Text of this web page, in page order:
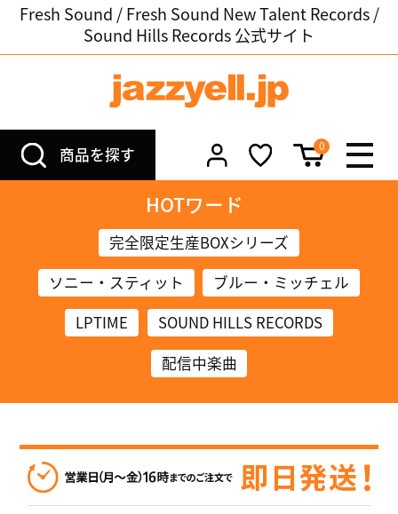
Fresh Sound / Fresh Sound New Talent Records /
Sound Hills Records 公式サイト
商品を探す 0
HOTワード
完全限定生産BOXシリーズ
ソニー・スティット
ブルー・ミッチェル
LPTIME
SOUND HILLS RECORDS
配信中楽曲